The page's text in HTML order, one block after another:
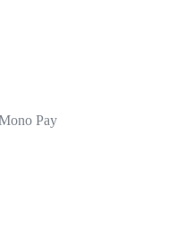
Pay